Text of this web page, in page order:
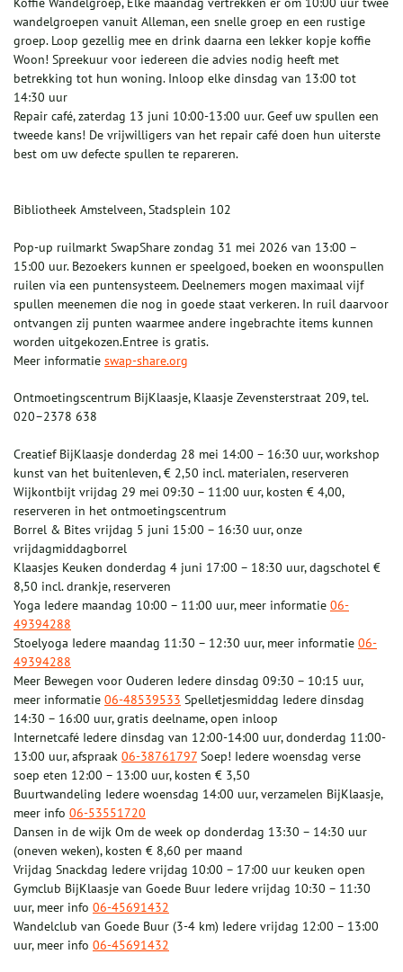
wandelgroepen vanuit Alleman, een snelle groep en een rustige
groep. Loop gezellig mee en drink daarna een lekker kopje koffie
Woon! Spreekuur voor iedereen die advies nodig heeft met
betrekking tot hun woning. Inloop elke dinsdag van 13:00 tot
14:30 uur
Repair café, zaterdag 13 juni 10:00-13:00 uur. Geef uw spullen een
tweede kans! De vrijwilligers van het repair café doen hun uiterste
best om uw defecte spullen te repareren.
Bibliotheek Amstelveen, Stadsplein 102
Pop-up ruilmarkt SwapShare zondag 31 mei 2026 van 13:00 –
15:00 uur. Bezoekers kunnen er speelgoed, boeken en woonspullen
ruilen via een puntensysteem. Deelnemers mogen maximaal vijf
spullen meenemen die nog in goede staat verkeren. In ruil daarvoor
ontvangen zij punten waarmee andere ingebrachte items kunnen
worden uitgekozen.Entree is gratis.
Meer informatie swap-share.org
Ontmoetingscentrum BijKlaasje, Klaasje Zevensterstraat 209, tel.
020–2378 638
Creatief BijKlaasje donderdag 28 mei 14:00 – 16:30 uur, workshop
kunst van het buitenleven, € 2,50 incl. materialen, reserveren
Wijkontbijt vrijdag 29 mei 09:30 – 11:00 uur, kosten € 4,00,
reserveren in het ontmoetingscentrum
Borrel & Bites vrijdag 5 juni 15:00 – 16:30 uur, onze
vrijdagmiddagborrel
Klaasjes Keuken donderdag 4 juni 17:00 – 18:30 uur, dagschotel €
8,50 incl. drankje, reserveren
Yoga Iedere maandag 10:00 – 11:00 uur, meer informatie 06-
49394288
Stoelyoga Iedere maandag 11:30 – 12:30 uur, meer informatie 06-
49394288
Meer Bewegen voor Ouderen Iedere dinsdag 09:30 – 10:15 uur,
meer informatie 06-48539533 Spelletjesmiddag Iedere dinsdag
14:30 – 16:00 uur, gratis deelname, open inloop
Internetcafé Iedere dinsdag van 12:00-14:00 uur, donderdag 11:00-
13:00 uur, afspraak 06-38761797 Soep! Iedere woensdag verse
soep eten 12:00 – 13:00 uur, kosten € 3,50
Buurtwandeling Iedere woensdag 14:00 uur, verzamelen BijKlaasje,
meer info 06-53551720
Dansen in de wijk Om de week op donderdag 13:30 – 14:30 uur
(oneven weken), kosten € 8,60 per maand
Vrijdag Snackdag Iedere vrijdag 10:00 – 17:00 uur keuken open
Gymclub BijKlaasje van Goede Buur Iedere vrijdag 10:30 – 11:30
uur, meer info 06-45691432
Wandelclub van Goede Buur (3-4 km) Iedere vrijdag 12:00 – 13:00
uur, meer info 06-45691432